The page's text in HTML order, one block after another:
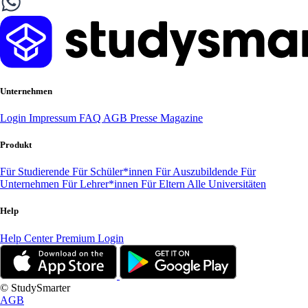
Unternehmen
Login Impressum FAQ AGB Presse Magazine
Produkt
Für Studierende Für Schüler*innen Für Auszubildende Für
Unternehmen Für Lehrer*innen Für Eltern Alle Universitäten
Help
Help CenterPremium Login
© StudySmarter
AGB